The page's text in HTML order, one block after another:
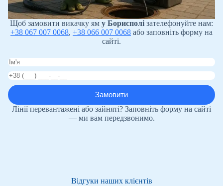
Щоб замовити викачку ям у Борисполі зателефонуйте нам:
+38 067 007 0068, +38 066 007 0068 або заповніть форму на
сайті.
Лінії перевантажені або зайняті? Заповніть форму на сайті
— ми вам передзвонимо.
Відгуки наших клієнтів